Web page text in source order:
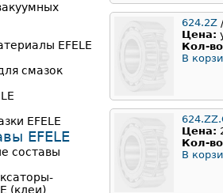
624.2Z
Цена:
Кол-
В
Цена:
Кол-
В
EFELE
смазок
EFELE
EFELE
составы
(клеи)